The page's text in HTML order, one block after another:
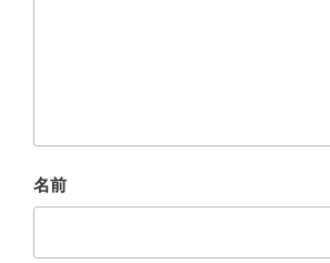
名前